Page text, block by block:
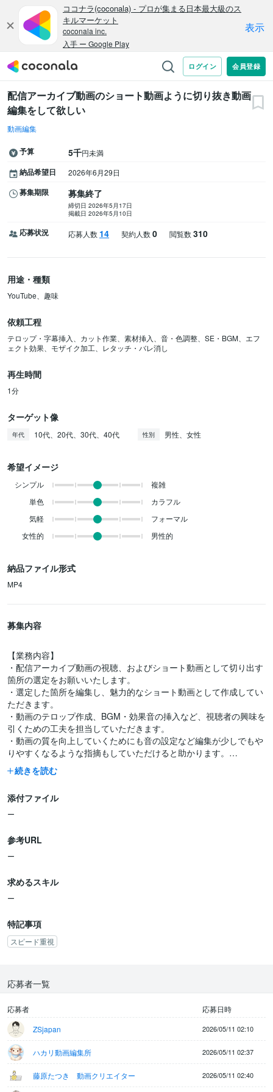
配信アーカイブ動画のショート動画ように切り抜き動画
編集をして欲しい
動画編集
予算 5千円未満
納品希望日 2026年6月29日
募集期限 募集終了
締切日 2026年5月17日
掲載日 2026年5月10日
応募状況 応募人数 14 契約人数0 閲覧数310
用途・種類
YouTube、趣味
依頼工程
テロップ・字幕挿入、カット作業、素材挿入、音・色調整、SE・BGM、エフ
ェクト効果、モザイク加工、レタッチ・バレ消し
再生時間
1分
ターゲット像
年代 10代、20代、30代、40代 性別 男性、女性
希望イメージ
シンプル
複雑
単色
カラフル
気軽
フォーマル
女性的
男性的
納品ファイル形式
MP4
募集内容
【業務内容】
・配信アーカイブ動画の視聴、およびショート動画として切り出す
箇所の選定をお願いいたします。
・選定した箇所を編集し、魅力的なショート動画として作成してい
ただきます。
・動画のテロップ作成、BGM・効果音の挿入など、視聴者の興味を
引くための工夫を担当していただきます。
・動画の質を向上していくためにも音の設定など編集が少しでもや
りやすくなるような指摘もしていただけると助かります。
・もし動画の雰囲気が気に入ったら何度も依頼したいのでそこも可
能な方よろしくお願いします。そのため値段も抑えてもらえると助
【必須条件】
の基本的な操作スキルをお持ちの方
・基本的なPC操作（ファイル管理、インターネット検索など）が
できる方
【歓迎条件】
・YouTubeショートやTikTokなど、ショート動画プラットフォーム
のトレンドに詳しい方
続きを読む
添付ファイル
ー
参考URL
ー
求めるスキル
ー
特記事項
スピード重視
応募者一覧
応募者
応募日時
ZSjapan
2026/05/11 02:10
ハカリ動画編集所 2026/05/11 02:37
藤原たつき 動画クリエイター 2026/05/11 02:40